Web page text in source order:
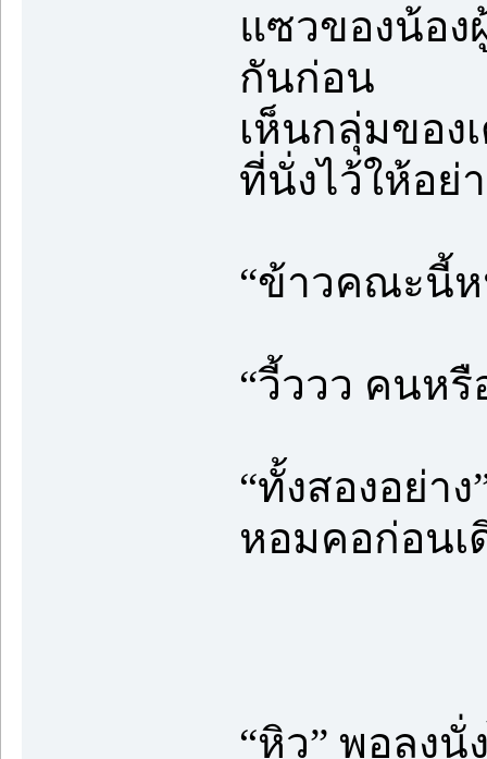
แซวของน้อ
กันก่อน
เห็นกลุ่มของ
ที่นั่งไว้ให้อย่
“ข้าวคณะนี้
“วี้ววว คนห
“ทั้งสองอย่า
หอมคอก่อน
“หิว” พอลง